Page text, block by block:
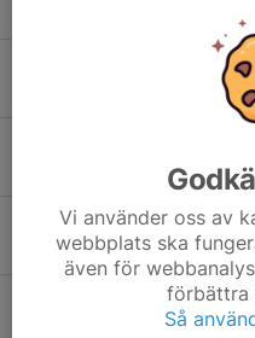
20 mar 2023 0
Träningen inställd
13 dec 2022 0
Träningstider!
29 nov 2022 0
Vi använder oss av
webbplats ska
även för
förbättra
Så